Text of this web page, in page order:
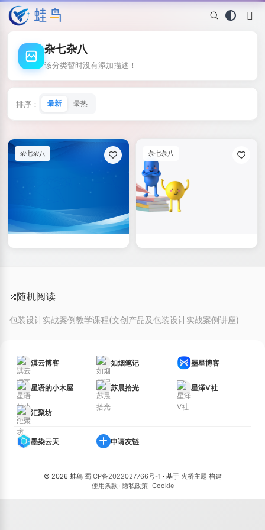
杂七杂八
该分类暂时没有添加描述！
排序： 最新 最热
杂七杂八 杂七杂八
随机阅读
包装设计实战案例教学课程(文创产品及包装设计实战案例讲座)
淇云博客 如烟笔记 墨星博客
星语的小木屋 苏晨拾光 星泽V社
汇聚坊
墨染云天 申请友链
© 2026 蛙鸟 蜀ICP备2022027766号-1 · 基于 火桥主题 构建
使用条款 · 隐私政策 · Cookie